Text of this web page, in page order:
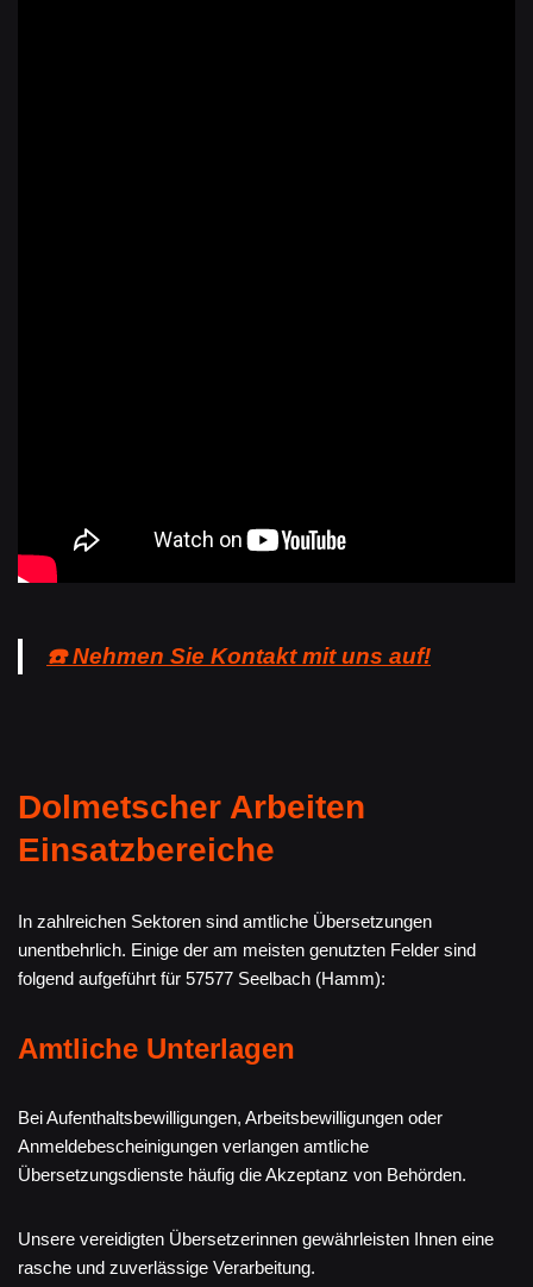
☎️ Nehmen Sie Kontakt mit uns auf!
Dolmetscher Arbeiten
Einsatzbereiche
In zahlreichen Sektoren sind amtliche Übersetzungen
unentbehrlich. Einige der am meisten genutzten Felder sind
folgend aufgeführt für 57577 Seelbach (Hamm):
Amtliche Unterlagen
Bei Aufenthaltsbewilligungen, Arbeitsbewilligungen oder
Anmeldebescheinigungen verlangen amtliche
Übersetzungsdienste häufig die Akzeptanz von Behörden.
Unsere vereidigten Übersetzerinnen gewährleisten Ihnen eine
rasche und zuverlässige Verarbeitung.